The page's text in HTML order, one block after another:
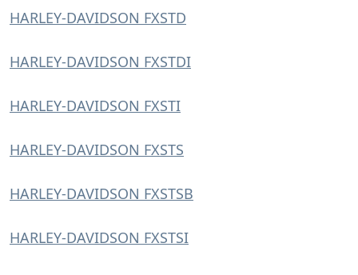
HARLEY-DAVIDSON FXSTD
HARLEY-DAVIDSON FXSTDI
HARLEY-DAVIDSON FXSTI
HARLEY-DAVIDSON FXSTS
HARLEY-DAVIDSON FXSTSB
HARLEY-DAVIDSON FXSTSI